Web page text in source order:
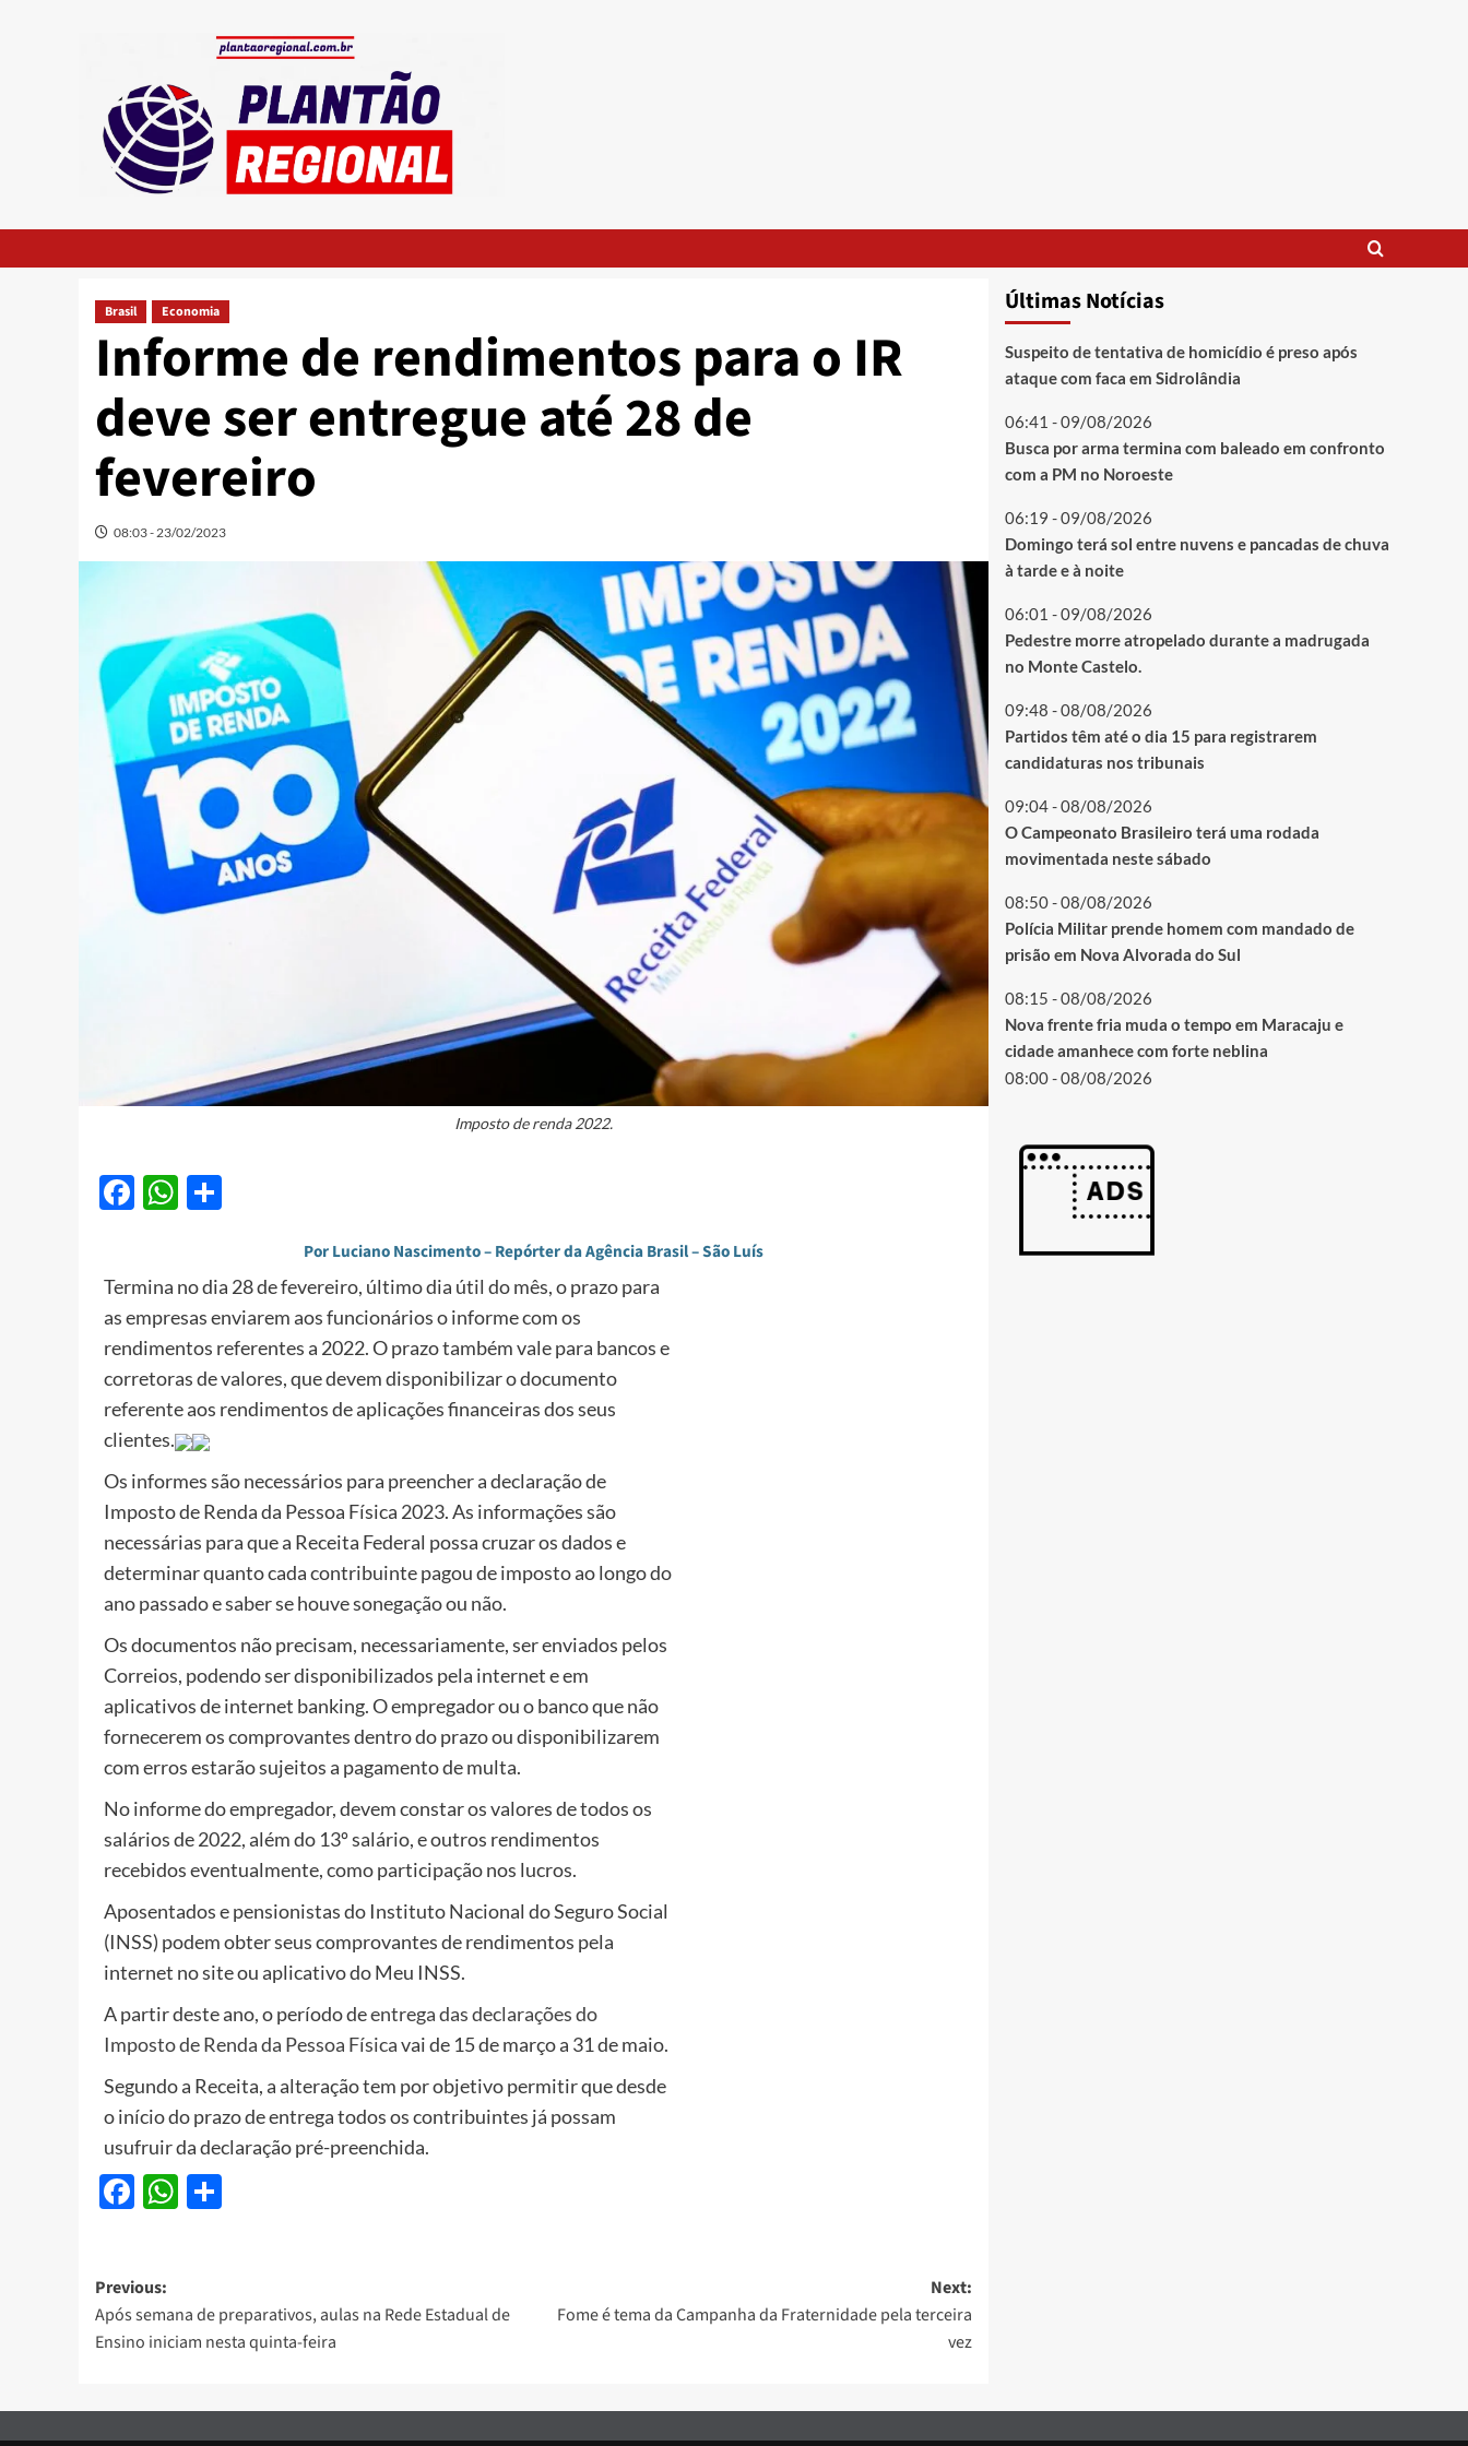
Brasil Economia
Informe de rendimentos para o IR
deve ser entregue até 28 de
fevereiro
08:03 - 23/02/2023
Imposto de renda 2022.
Facebook
WhatsApp
Por Luciano Nascimento – Repórter da Agência Brasil – São Luís
Termina no dia 28 de fevereiro, último dia útil do mês, o prazo para
as empresas enviarem aos funcionários o informe com os
rendimentos referentes a 2022. O prazo também vale para bancos e
corretoras de valores, que devem disponibilizar o documento
referente aos rendimentos de aplicações financeiras dos seus
clientes.
Os informes são necessários para preencher a declaração de
Imposto de Renda da Pessoa Física 2023. As informações são
necessárias para que a Receita Federal possa cruzar os dados e
determinar quanto cada contribuinte pagou de imposto ao longo do
ano passado e saber se houve sonegação ou não.
Os documentos não precisam, necessariamente, ser enviados pelos
Correios, podendo ser disponibilizados pela internet e em
aplicativos de internet banking. O empregador ou o banco que não
fornecerem os comprovantes dentro do prazo ou disponibilizarem
com erros estarão sujeitos a pagamento de multa.
No informe do empregador, devem constar os valores de todos os
salários de 2022, além do 13º salário, e outros rendimentos
recebidos eventualmente, como participação nos lucros.
Aposentados e pensionistas do Instituto Nacional do Seguro Social
(INSS) podem obter seus comprovantes de rendimentos pela
internet no site ou aplicativo do Meu INSS.
A partir deste ano, o período deentrega das declarações do
Imposto de Renda da Pessoa Físicavai de 15 de março a 31 de maio.
Segundo a Receita, a alteração tem por objetivo permitir que desde
o início do prazo de entrega todos os contribuintes já possam
usufruir da declaração pré-preenchida.
Facebook
WhatsApp
Post
navigation
Previous:
Após semana de preparativos, aulas na Rede Estadual de
Ensino iniciam nesta quinta-feira
Next:
Fome é tema da Campanha da Fraternidade pela terceira
vez
Últimas Notícias
Suspeito de tentativa de homicídio é preso após
ataque com faca em Sidrolândia
06:41 - 09/08/2026
Busca por arma termina com baleado em confronto
com a PM no Noroeste
06:19 - 09/08/2026
Domingo terá sol entre nuvens e pancadas de chuva
à tarde e à noite
06:01 - 09/08/2026
Pedestre morre atropelado durante a madrugada
no Monte Castelo.
09:48 - 08/08/2026
Partidos têm até o dia 15 para registrarem
candidaturas nos tribunais
09:04 - 08/08/2026
O Campeonato Brasileiro terá uma rodada
movimentada neste sábado
08:50 - 08/08/2026
Polícia Militar prende homem com mandado de
prisão em Nova Alvorada do Sul
08:15 - 08/08/2026
Nova frente fria muda o tempo em Maracaju e
cidade amanhece com forte neblina
08:00 - 08/08/2026